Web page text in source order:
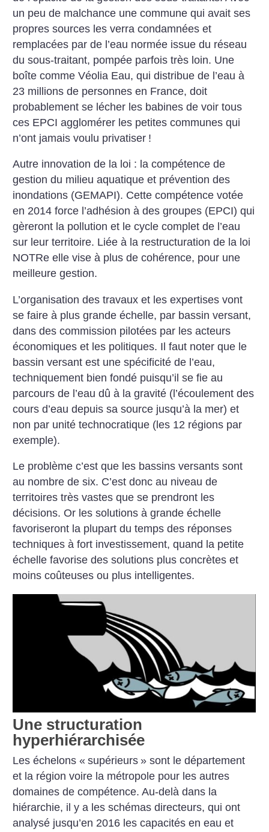
un peu de malchance une commune qui avait ses
propres sources les verra condamnées et
remplacées par de l’eau normée issue du réseau
du sous-traitant, pompée parfois très loin. Une
boîte comme Véolia Eau, qui distribue de l’eau à
23 millions de personnes en France, doit
probablement se lécher les babines de voir tous
ces EPCI agglomérer les petites communes qui
n’ont jamais voulu privatiser !
Autre innovation de la loi : la compétence de
gestion du milieu aquatique et prévention des
inondations (GEMAPI). Cette compétence votée
en 2014 force l’adhésion à des groupes (EPCI) qui
gèreront la pollution et le cycle complet de l’eau
sur leur territoire. Liée à la restructuration de la loi
NOTRe elle vise à plus de cohérence, pour une
meilleure gestion.
L’organisation des travaux et les expertises vont
se faire à plus grande échelle, par bassin versant,
dans des commission pilotées par les acteurs
économiques et les politiques. Il faut noter que le
bassin versant est une spécificité de l’eau,
techniquement bien fondé puisqu’il se fie au
parcours de l’eau dû à la gravité (l’écoulement des
cours d’eau depuis sa source jusqu’à la mer) et
non par unité technocratique (les 12 régions par
exemple).
Le problème c’est que les bassins versants sont
au nombre de six. C’est donc au niveau de
territoires très vastes que se prendront les
décisions. Or les solutions à grande échelle
favoriseront la plupart du temps des réponses
techniques à fort investissement, quand la petite
échelle favorise des solutions plus concrètes et
moins coûteuses ou plus intelligentes.
Une structuration
hyperhiérarchisée
Les échelons « supérieurs » sont le département
et la région voire la métropole pour les autres
domaines de compétence. Au-delà dans la
hiérarchie, il y a les schémas directeurs, qui ont
analysé jusqu’en 2016 les capacités en eau et